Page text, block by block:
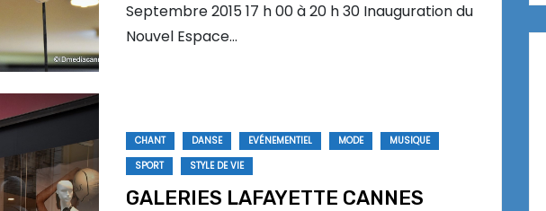
Septembre 2015 17 h 00 à 20 h 30 Inauguration du
Nouvel Espace…
CHANT DANSE EVÉNEMENTIEL MODE
MUSIQUE
SPORT
STYLE DE VIE
GALERIES LAFAYETTE CANNES